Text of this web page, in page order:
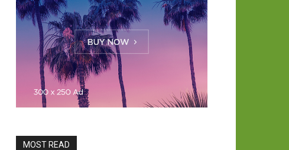
MOST READ